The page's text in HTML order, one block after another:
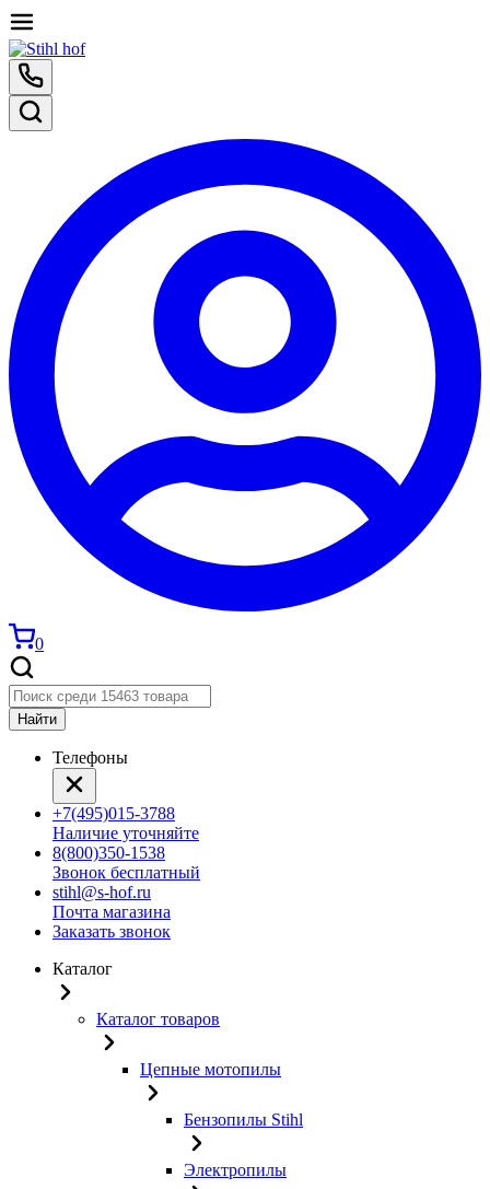
0
Найти
Телефоны
+7(495)015-3788
Наличие уточняйте
8(800)350-1538
Звонок бесплатный
stihl@s-hof.ru
Почта магазина
Заказать звонок
Каталог
Каталог товаров
Цепные мотопилы
Бензопилы Stihl
Электропилы